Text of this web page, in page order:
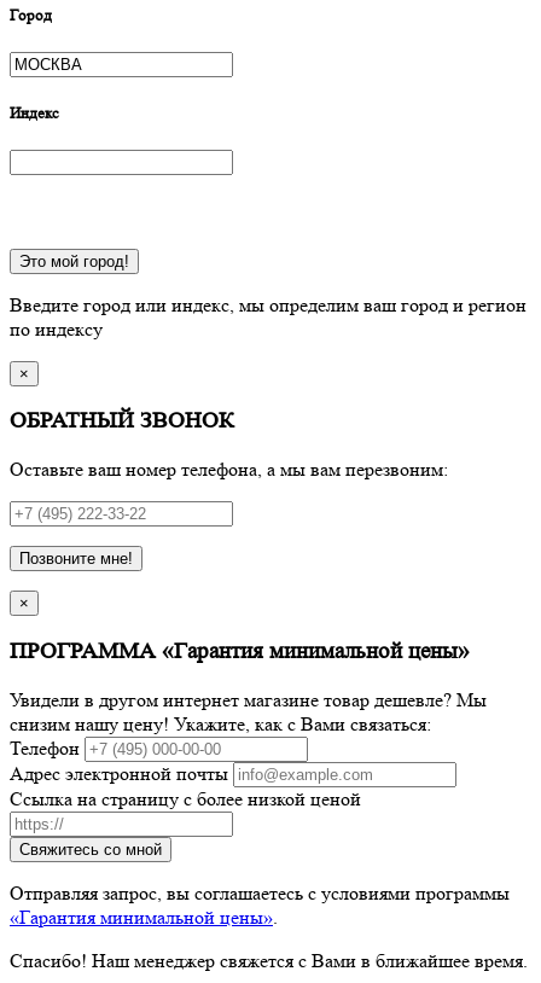
Город
Индекс
Это мой город!
Введите город или индекс, мы определим ваш город и регион
по индексу
×
ОБРАТНЫЙ ЗВОНОК
Оставьте ваш номер телефона, а мы вам перезвоним:
Позвоните мне!
×
ПРОГРАММА «Гарантия минимальной цены»
Увидели в другом интернет магазине товар дешевле? Мы
снизим нашу цену! Укажите, как с Вами связаться:
Телефон
Адрес электронной почты
Ссылка на страницу с более низкой ценой
Свяжитесь со мной
Отправляя запрос, вы соглашаетесь с условиями программы
«Гарантия минимальной цены»
Спасибо! Наш менеджер свяжется с Вами в ближайшее время.